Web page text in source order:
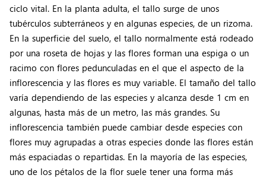
ciclo vital. En la planta adulta, el tallo surge de unos
tubérculos subterráneos y en algunas especies, de un rizoma.
En la superficie del suelo, el tallo normalmente está rodeado
por una roseta de hojas y las flores forman una espiga o un
racimo con flores pedunculadas en el que el aspecto de la
inflorescencia y las flores es muy variable. El tamaño del tallo
varía dependiendo de las especies y alcanza desde 1 cm en
algunas, hasta más de un metro, las más grandes. Su
inflorescencia también puede cambiar desde especies con
flores muy agrupadas a otras especies donde las flores están
más espaciadas o repartidas. En la mayoría de las especies,
uno de los pétalos de la flor suele tener una forma más